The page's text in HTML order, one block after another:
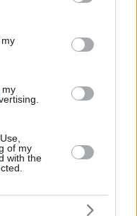
its third-party tags to
in below Google
my
of my
with the
το τσουνάμι
της μεγάλης